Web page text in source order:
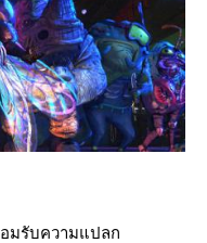
มรับความแปลก